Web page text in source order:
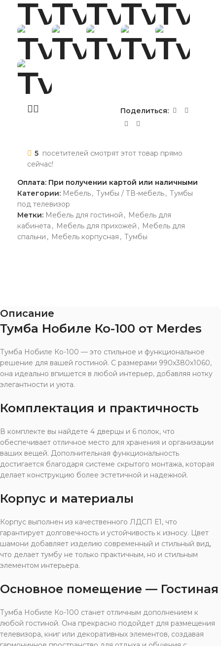
Поделиться:
5 посетителей смотрят этот товар прямо
сейчас!
Оплата: При получении картой или наличными
Категории: Мебель, Тумбы / ТВ-мебель, Тумбы
под телевизор
Метки: Мебель для гостиной , Мебель для
кабинета , Мебель для прихожей , Мебель для
спальни , Мебель корпусная , Тумбы
Описание
Тумба Нобиле Ко-100 от Merdes
Тумба Нобиле Ко-100 — это стильное и функциональное
решение для вашей гостиной. С размерами 990x380x1060,
она идеально впишется в любой интерьер, добавляя нотку
элегантности и уюта.
Комплектация и практичность
В комплекте вы найдете 4 дверцы и 6 полок, что
обеспечивает отличное место для хранения и организации
ваших вещей. Дополнительная функциональность
достигается благодаря системе скрытого монтажа, которая
делает конструкцию более эстетичной и надежной.
Корпус и материалы
Корпус выполнен из качественного ЛДСП Е1, что
гарантирует долговечность и устойчивость к износу. Цвет
шамони добавляет изделию современный и стильный вид,
что делает тумбу не только практичным, но и стильным
элементом интерьера.
Основное помещение — Гостиная
Тумба Нобиле Ко-100 станет отличным дополнением к
любой гостиной. Она прекрасно подойдет для размещения
телевизора, книг или декоративных элементов, создавая